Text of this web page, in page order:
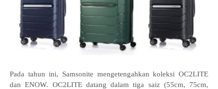
Pada tahun ini, Samsonite mengetengahkan koleksi OC2LITE
dan ENOW. OC2LITE datang dalam tiga saiz (55cm, 75cm,